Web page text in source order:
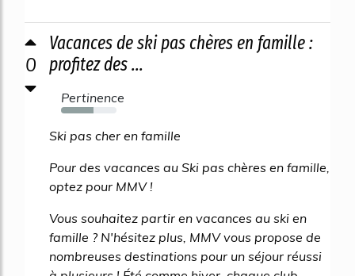
0
Vacances de ski pas chères en famille :
profitez des ...
Pertinence
59%
Ski pas cher en famille
Pour des vacances au Ski pas chères en famille,
optez pour MMV !
Vous souhaitez partir en vacances au ski en
famille ? N'hésitez plus, MMV vous propose de
nombreuses destinations pour un séjour réussi